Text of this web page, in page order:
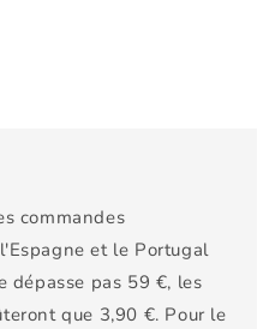
commandes
et le Portugal
dépasse pas 59 €, les
que 3,90 €. Pour le